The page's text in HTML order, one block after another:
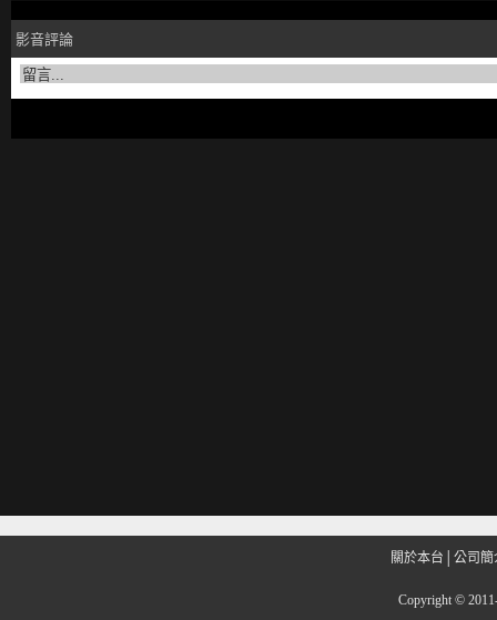
影音評論
關於本台 公司簡
Copyright ©